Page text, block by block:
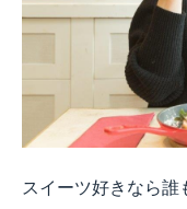
スイーツ好きなら